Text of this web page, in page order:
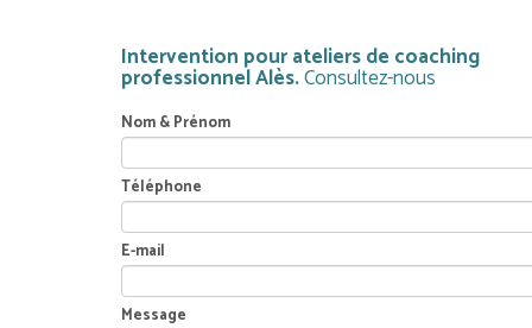
Intervention pour ateliers de coaching
professionnel Alès.Consultez-nous
Nom & Prénom
Téléphone
E-mail
Message